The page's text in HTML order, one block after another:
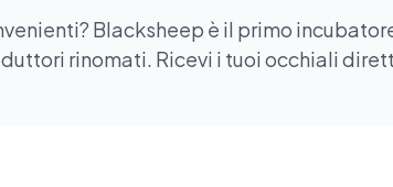
Blacksheep è il primo
rinomati. Ricevi i tuoi occhiali